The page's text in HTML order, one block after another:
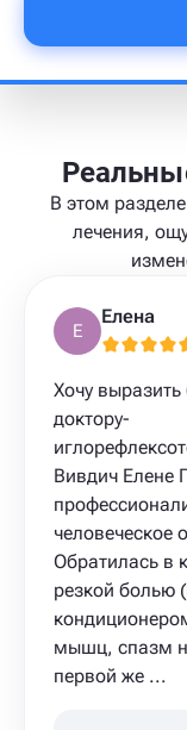
В этом
лечения,
Е
Елена
Хочу
доктору-
Вивдич Елене
человеческое
Обратилась в
резкой болью
мышц, спазм
первой же ...